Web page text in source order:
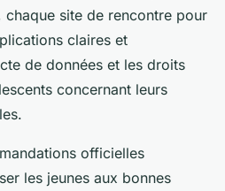
site de rencontre pour
claires et
de données et les droits
concernant leurs
officielles
les jeunes aux bonnes